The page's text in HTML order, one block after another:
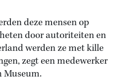
deze mensen op
door autoriteiten en
werden ze met kille
zegt een medewerker
Museum.